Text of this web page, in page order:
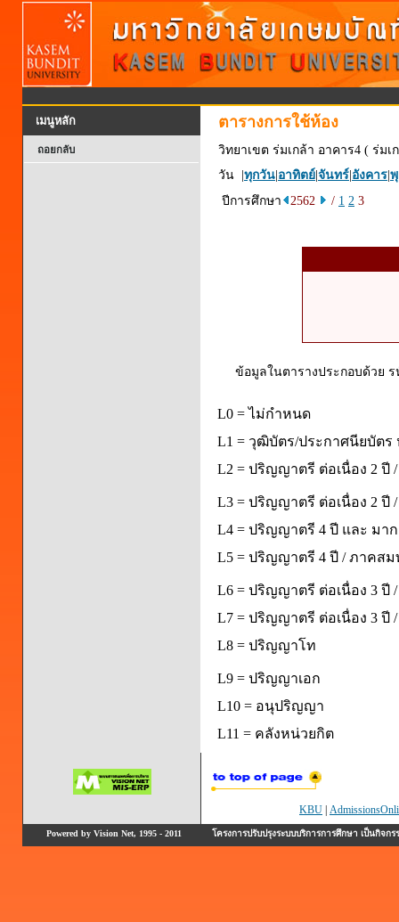
เมนูหลัก
ถอยกลับ
ตารางการใช้ห้อง
วิทยาเขต ร่มเกล้า อาคาร4 ( ร่มเ
วัน | ทุกวัน อาทิตย์ จันทร์ อังคาร
ปีการศึกษา
2562 / 1 2 3
ข้อมูลในตารางประกอบด้วย
L0 = ไม่กำหนด
L1 = วุฒิบัตร/ประกาศนียบัตร
L2 = ปริญญาตรี ต่อเนื่อง 2 ปี
L3 = ปริญญาตรี ต่อเนื่อง 2 ปี
L4 = ปริญญาตรี 4 ปี และ มา
L5 = ปริญญาตรี 4 ปี / ภาคส
L6 = ปริญญาตรี ต่อเนื่อง 3 ปี
L7 = ปริญญาตรี ต่อเนื่อง 3 ปี
L8 = ปริญญาโท
L9 = ปริญญาเอก
L10 = อนุปริญญา
L11 = คลังหน่วยกิต
KBU
Powered by Vision Net, 1995 - 2011 โครงการปรับปรุงระบบบริการการศึกษา เป็นกิ